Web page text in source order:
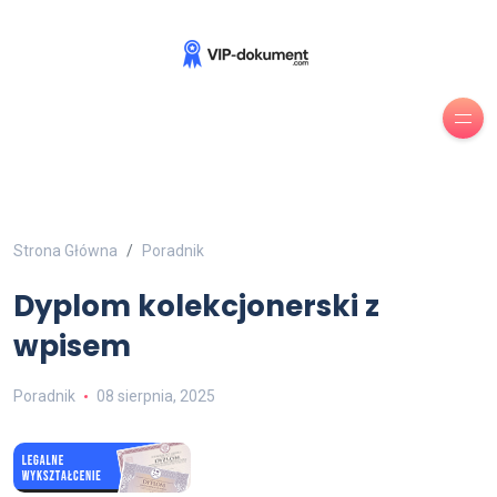
Strona Główna Poradnik
Dyplom kolekcjonerski z
wpisem
Poradnik 08 sierpnia, 2025